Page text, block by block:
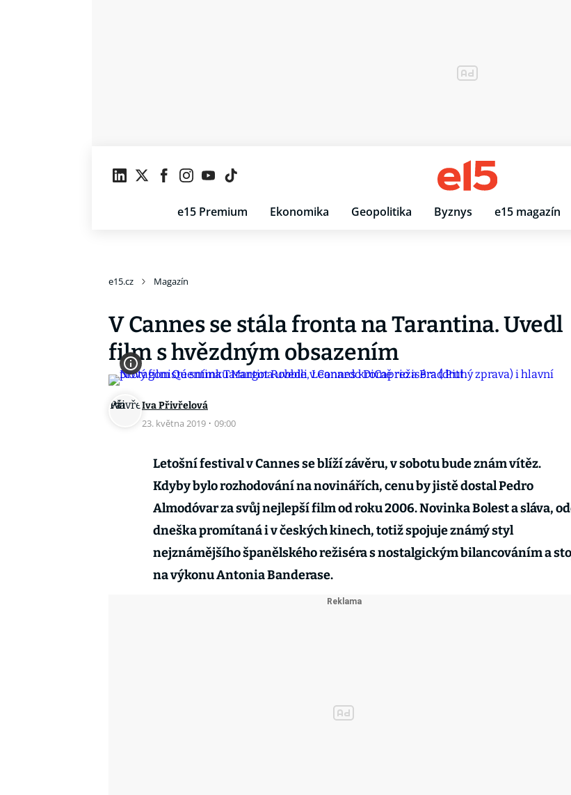
e15 Premium Ekonomika Geopolitika Byznys e15 magazín
e15.cz Magazín
V Cannes se stála fronta na Tarantina. Uvedl
film s hvězdným obsazením
Iva Přivřelová
23. května 2019 · 09:00
Letošní festival v Cannes se blíží závěru, v sobotu bude znám vítěz.
Kdyby bylo rozhodování na novinářích, cenu by jistě dostal Pedro
Almodóvar za svůj nejlepší film od roku 2006. Novinka Bolest a sláva,
dneška promítaná i v českých kinech, totiž spojuje známý styl
nejznámějšího španělského režiséra s nostalgickým bilancováním a
na výkonu Antonia Banderase.